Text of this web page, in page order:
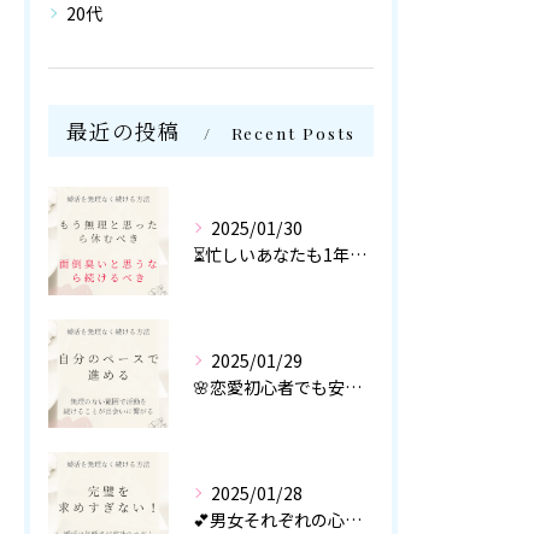
20代
最近の投稿 Recent Posts
2025/01/30
⏳忙しいあなたも1年以内に結婚を目指せる！
2025/01/29
🌸恋愛初心者でも安心！
2025/01/28
💕男女それぞれの心理を知り尽くしたカウンセラーが